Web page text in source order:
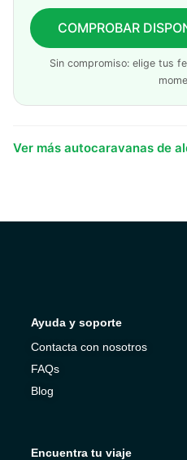
COMPROBAR
Sin compromiso: elige tus
Ver más autocaravanas de
Ayuda y soporte
Contacta con nosotros
FAQs
Blog
Encuentra tu viaje